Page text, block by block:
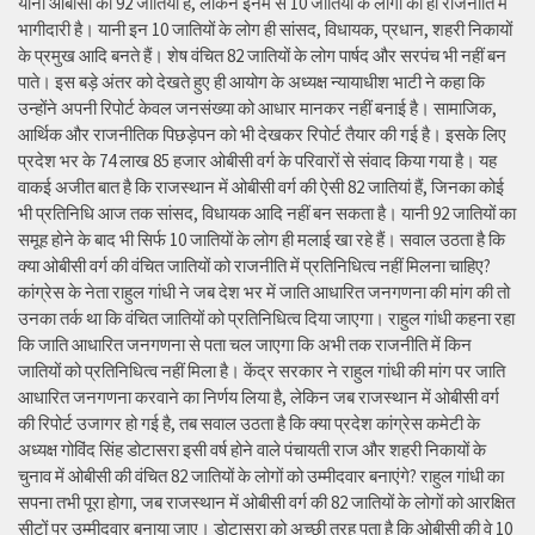
भागीदारी है। यानी इन 10 जातियों के लोग ही सांसद, विधायक, प्रधान, शहरी निकायों
के प्रमुख आदि बनते हैं। शेष वंचित 82 जातियों के लोग पार्षद और सरपंच भी नहीं बन
पाते। इस बड़े अंतर को देखते हुए ही आयोग के अध्यक्ष न्यायाधीश भाटी ने कहा कि
उन्होंने अपनी रिपोर्ट केवल जनसंख्या को आधार मानकर नहीं बनाई है। सामाजिक,
आर्थिक और राजनीतिक पिछड़ेपन को भी देखकर रिपोर्ट तैयार की गई है। इसके लिए
प्रदेश भर के 74 लाख 85 हजार ओबीसी वर्ग के परिवारों से संवाद किया गया है। यह
वाकई अजीत बात है कि राजस्थान में ओबीसी वर्ग की ऐसी 82 जातियां हैं, जिनका कोई
भी प्रतिनिधि आज तक सांसद, विधायक आदि नहीं बन सकता है। यानी 92 जातियों का
समूह होने के बाद भी सिर्फ 10 जातियों के लोग ही मलाई खा रहे हैं। सवाल उठता है कि
क्या ओबीसी वर्ग की वंचित जातियों को राजनीति में प्रतिनिधित्व नहीं मिलना चाहिए?
कांग्रेस के नेता राहुल गांधी ने जब देश भर में जाति आधारित जनगणना की मांग की तो
उनका तर्क था कि वंचित जातियों को प्रतिनिधित्व दिया जाएगा। राहुल गांधी कहना रहा
कि जाति आधारित जनगणना से पता चल जाएगा कि अभी तक राजनीति में किन
जातियों को प्रतिनिधित्व नहीं मिला है। केंद्र सरकार ने राहुल गांधी की मांग पर जाति
आधारित जनगणना करवाने का निर्णय लिया है, लेकिन जब राजस्थान में ओबीसी वर्ग
की रिपोर्ट उजागर हो गई है, तब सवाल उठता है कि क्या प्रदेश कांग्रेस कमेटी के
अध्यक्ष गोविंद सिंह डोटासरा इसी वर्ष होने वाले पंचायती राज और शहरी निकायों के
चुनाव में ओबीसी की वंचित 82 जातियों के लोगों को उम्मीदवार बनाएंगे? राहुल गांधी का
सपना तभी पूरा होगा, जब राजस्थान में ओबीसी वर्ग की 82 जातियों के लोगों को आरक्षित
सीटों पर उम्मीदवार बनाया जाए। डोटासरा को अच्छी तरह पता है कि ओबीसी की वे 10